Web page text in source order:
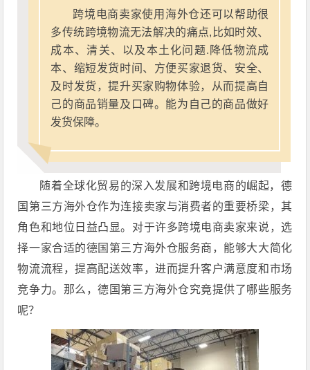
跨境电商卖家使用海外仓还可以帮助很
多传统跨境物流无法解决的痛点,比如时效、
成本、清关、以及本土化问题.降低物流成
本、缩短发货时间、方便买家退货、安全、
及时发货，提升买家购物体验，从而提高自
己的商品销量及口碑。能为自己的商品做好
发货保障。
随着全球化贸易的深入发展和跨境电商的崛起，德
国第三方海外仓作为连接卖家与消费者的重要桥梁，其
角色和地位日益凸显。对于许多跨境电商卖家来说，选
择一家合适的德国第三方海外仓服务商，能够大大简化
物流流程，提高配送效率，进而提升客户满意度和市场
竞争力。那么，德国第三方海外仓究竟提供了哪些服务
呢？